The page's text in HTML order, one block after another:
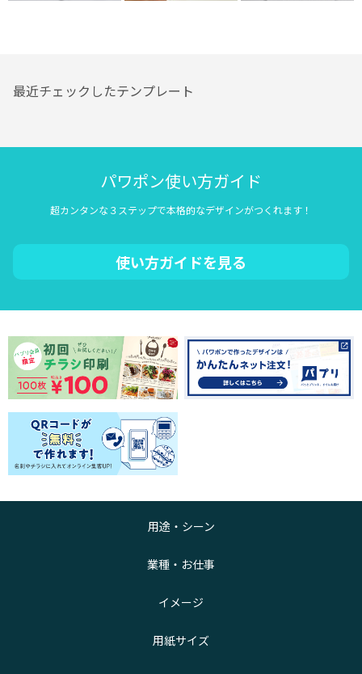
最近チェックしたテンプレート
パワポン使い方ガイド
超カンタンな３ステップで本格的なデザインがつくれます！
使い方ガイドを見る
用途・シーン
業種・お仕事
イメージ
用紙サイズ